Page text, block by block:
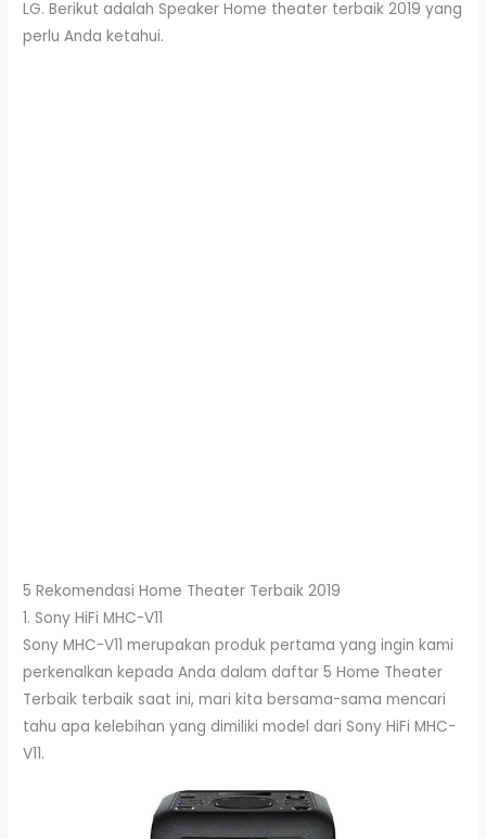
LG. Berikut adalah Speaker Home theater terbaik 2019 yang
perlu Anda ketahui.
5 Rekomendasi Home Theater Terbaik 2019
1. Sony HiFi MHC-V11
Sony MHC-V11 merupakan produk pertama yang ingin kami
perkenalkan kepada Anda dalam daftar 5 Home Theater
Terbaik terbaik saat ini, mari kita bersama-sama mencari
tahu apa kelebihan yang dimiliki model dari Sony HiFi MHC-
V11.